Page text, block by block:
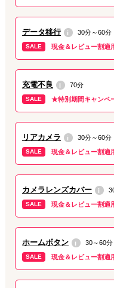
問い合わせだけでも構い
お得なキャンペーンも実
ご来店お待ちしております
データ移行 i 30分～60分
SALE 現金＆レビュー割適
充電不良 i 70分
SALE ★特別期間キャンペ
リアカメラ i 30分～60分
SALE 現金＆レビュー割適
カメラレンズカバー i
SALE 現金＆レビュー割適
ホームボタン i 30～60分
SALE 現金＆レビュー割適